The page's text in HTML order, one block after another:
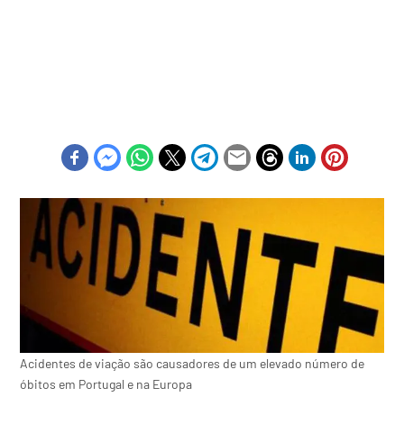
Acidentes de viação são causadores de um elevado número de
óbitos em Portugal e na Europa